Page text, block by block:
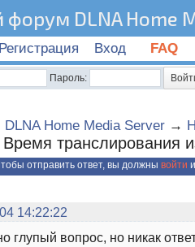
DLNA Home
Регистрация Вход FAQ
Пароль:
Home Media Server →
Время транслирования
отправить ответ, вы должны войти
14:22:22
глупый вопрос, но никак